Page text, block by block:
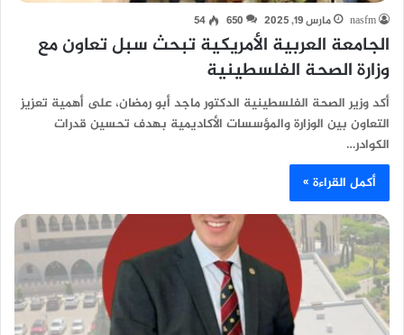
nasfm مارس 19, 2025 650
54
الجامعة العربية الأمريكية تبحث سبل تعاون مع
وزارة الصحة الفلسطينية
أكد وزير الصحة الفلسطينية الدكتور ماجد أبو رمضان، على أهمية تعزيز
التعاون بين الوزارة والمؤسسات الأكاديمية بهدف تحسين قدرات
الكوادر…
أكمل القراءة »